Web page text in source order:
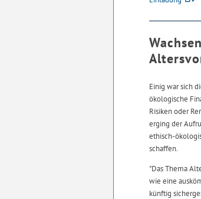
Einig war sich
ökologische
Risiken oder
erging der
ethisch-
schaffen.
"Das Thema
wie eine
künftig